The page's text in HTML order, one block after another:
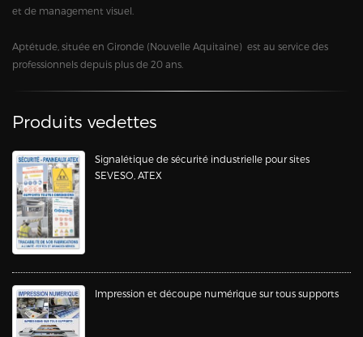
et de management visuel.
Aptétude, située en Gironde (Nouvelle Aquitaine) est au service des
professionnels depuis plus de 20 ans.
Produits vedettes
Signalétique de sécurité industrielle pour sites
SEVESO, ATEX
Impression et découpe numérique sur tous supports